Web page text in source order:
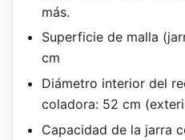
más.
Superficie de malla
cm
Diámetro interior del
coladora: 52 cm
Capacidad de la jarra